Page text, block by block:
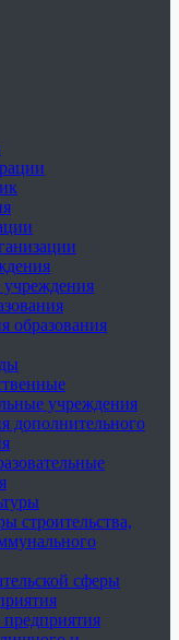
образования
учреждения
дополнительного
строительства,
сферы